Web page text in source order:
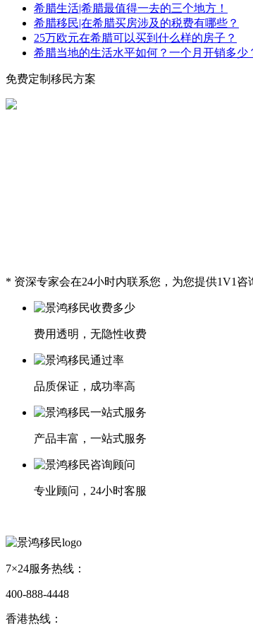
希腊生活|希腊最值得一去的三个地方！
希腊移民|在希腊买房涉及的税费有哪些？
25万欧元在希腊可以买到什么样的房子？
希腊当地的生活水平如何？一个月开销多少
免费定制移民方案
* 资深专家会在24小时内联系您，为您提供1V1咨
费用透明，无隐性收费
品质保证，成功率高
产品丰富，一站式服务
专业顾问，24小时客服
7×24服务热线：
400-888-4448
香港热线：